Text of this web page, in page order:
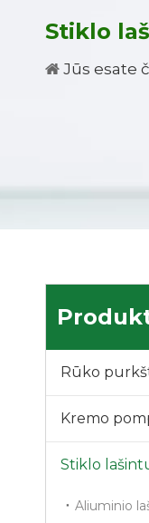
Stiklo
Jūs esate
Rūko
Kremo
Stiklo
Aliuminio